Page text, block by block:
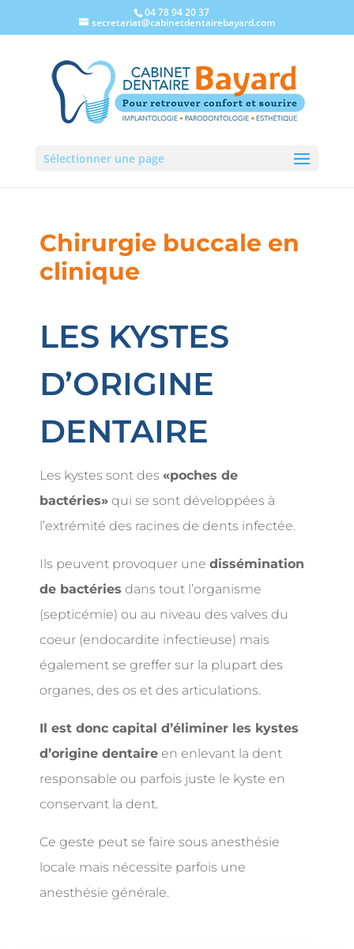
04 78 94 20 37
secretariat@cabinetdentairebayard.com
Sélectionner une page
Chirurgie buccale en
clinique
LES KYSTES
D’ORIGINE
DENTAIRE
Les kystes sont des «poches de
bactéries» qui se sont développées à
l’extrémité des racines de dents infectée.
Ils peuvent provoquer une dissémination
de bactéries dans tout l’organisme
(septicémie) ou au niveau des valves du
coeur (endocardite infectieuse) mais
également se greffer sur la plupart des
organes, des os et des articulations.
Il est donc capital d’éliminer les kystes
d’origine dentaire en enlevant la dent
responsable ou parfois juste le kyste en
conservant la dent.
Ce geste peut se faire sous anesthésie
locale mais nécessite parfois une
anesthésie générale.